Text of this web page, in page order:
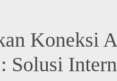
Koneksi
Solusi